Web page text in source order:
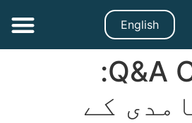
English
Q&A
کے